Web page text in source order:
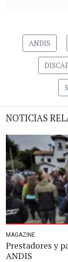
ANDIS
NOTICIAS
MAGAZINE
Prestadores y
ANDIS